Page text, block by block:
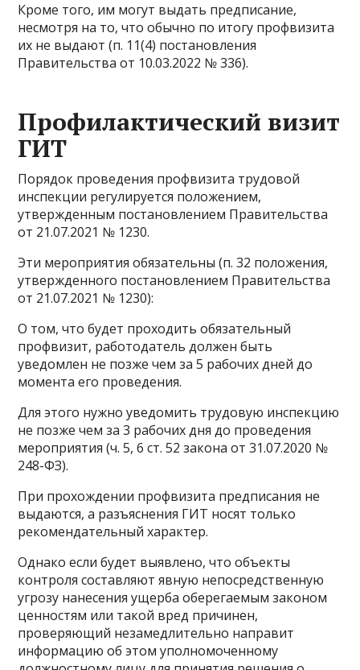
Кроме того, им могут выдать предписание,
несмотря на то, что обычно по итогу профвизита
их не выдают (п. 11(4) постановления
Правительства от 10.03.2022 № 336).
Профилактический визит
ГИТ
Порядок проведения профвизита трудовой
инспекции регулируется положением,
утвержденным постановлением Правительства
от 21.07.2021 № 1230.
Эти мероприятия обязательны (п. 32 положения,
утвержденного постановлением Правительства
от 21.07.2021 № 1230):
О том, что будет проходить обязательный
профвизит, работодатель должен быть
уведомлен не позже чем за 5 рабочих дней до
момента его проведения.
Для этого нужно уведомить трудовую инспекцию
не позже чем за 3 рабочих дня до проведения
мероприятия (ч. 5, 6 ст. 52 закона от 31.07.2020 №
248-ФЗ).
При прохождении профвизита предписания не
выдаются, а разъяснения ГИТ носят только
рекомендательный характер.
Однако если будет выявлено, что объекты
контроля составляют явную непосредственную
угрозу нанесения ущерба оберегаемым законом
ценностям или такой вред причинен,
проверяющий незамедлительно направит
информацию об этом уполномоченному